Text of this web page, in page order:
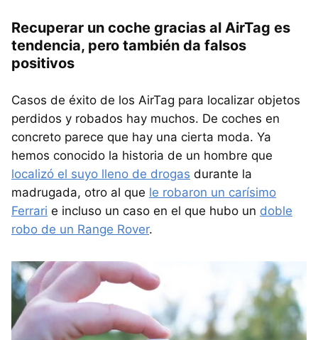
Recuperar un coche gracias al AirTag es
tendencia, pero también da falsos
positivos
Casos de éxito de los AirTag para localizar objetos
perdidos y robados hay muchos. De coches en
concreto parece que hay una cierta moda. Ya
hemos conocido la historia de un hombre que
localizó el suyo lleno de drogas durante la
madrugada, otro al que le robaron un carísimo
Ferrari e incluso un caso en el que hubo un doble
robo de un Range Rover.